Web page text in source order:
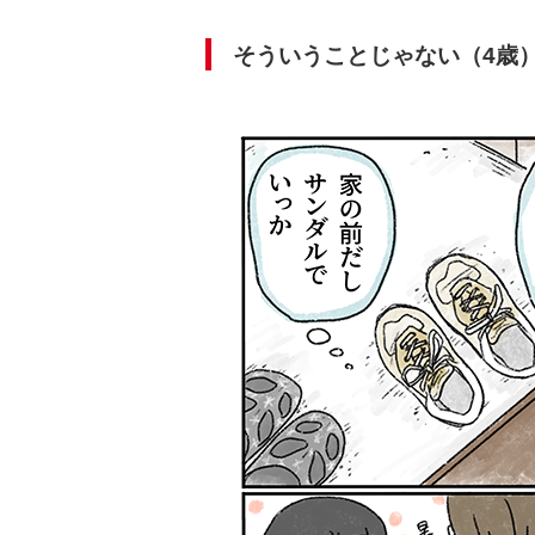
そういうことじゃない（4歳